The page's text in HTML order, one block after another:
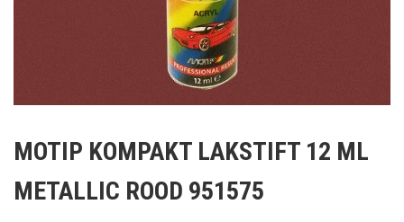
het
van
MOTIP KOMPAKT LAKSTIFT 12 ML
METALLIC ROOD 951575